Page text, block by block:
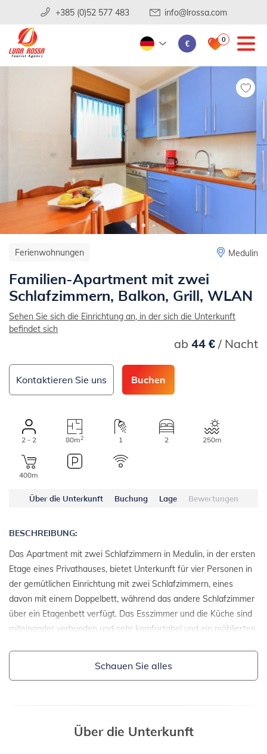
+385 (0)52 577 483 info@lrossa.com
€ 0
Ferienwohnungen Medulin
Familien-Apartment mit zwei
Schlafzimmern, Balkon, Grill, WLAN
Sehen Sie sich die Einrichtung an, in der sich die Unterkunft
befindet sich
ab 44 €/ Nacht
Kontaktieren Sie uns Buchen
2 - 2 80m2 1 2 250m
400m
Über die Unterkunft Buchung Lage Bewertungen
BESCHREIBUNG:
Das Apartment mit zwei Schlafzimmern in Medulin, in der ersten
Etage eines Privathauses, bietet Unterkunft für vier Personen in
der gemütlichen Einrichtung mit zwei Schlafzimmern, eines
davon mit einem Doppelbett, während das andere Schlafzimmer
über ein Etagenbett verfügt. Das Esszimmer und die Küche sind
miteinander verbunden und sehr komfortabel und ein möblierten
EINZELHEITEN:
- Renovierungsjahr: 2003
Schauen Sie alles
Über die Unterkunft